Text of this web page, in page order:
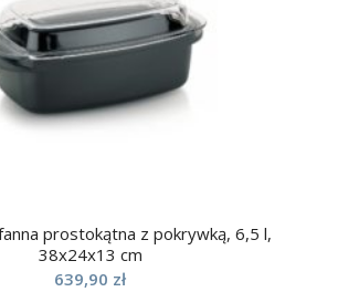
prostokątna z pokrywką, 6,5 l,
38x24x13 cm
639,90 zł